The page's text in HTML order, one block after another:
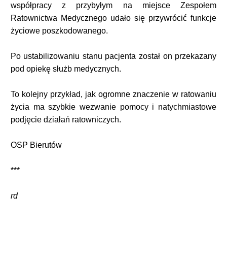
współpracy z przybyłym na miejsce Zespołem
Ratownictwa Medycznego udało się przywrócić funkcje
życiowe poszkodowanego.
Po ustabilizowaniu stanu pacjenta został on przekazany
pod opiekę służb medycznych.
To kolejny przykład, jak ogromne znaczenie w ratowaniu
życia ma szybkie wezwanie pomocy i natychmiastowe
podjęcie działań ratowniczych.
OSP Bierutów
***
rd